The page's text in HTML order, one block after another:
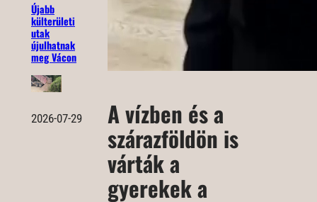
Újabb
külterületi
utak
újulhatnak
meg Vácon
2026-07-29 A vízben és a
szárazföldön is
várták a
gyerekek a